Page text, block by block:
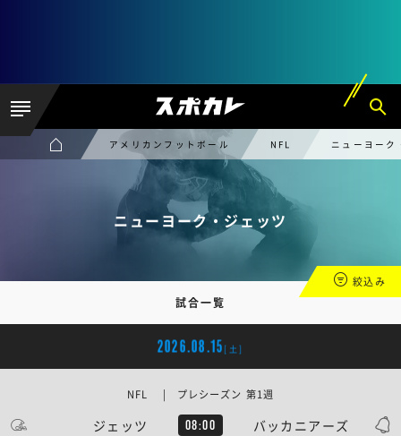
アメリカンフットボール NFL ニューヨーク
ニューヨーク・ジェッツ
試合一覧
絞込み
2026.08.15 [土]
ジェッツ 08:00 バッカニアーズ
NFL | プレシーズン 第1週